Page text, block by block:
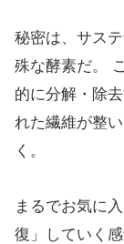
秘密は、サス
殊な酵素だ。
的に分解・除
れた繊維が整
く。
まるでお気に
復」していく